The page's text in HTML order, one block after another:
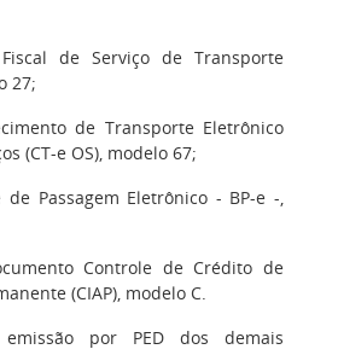
de Serviço de Transporte
27;
de Transporte Eletrônico
(CT-e OS), modelo 67;
de Passagem Eletrônico - BP-e -,
Controle de Crédito de
(CIAP), modelo C.
por PED dos demais